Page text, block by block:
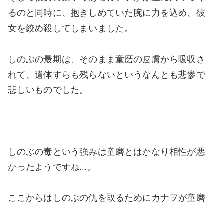
るのと同時に、抱きしめていた腕に力を込め、彼
女を絞め殺してしまいました。
しのぶの最期は、そのまま童磨の皮膚から吸収さ
れて、遺体すらも残らないというなんとも悲惨で
悲しいものでした。
しのぶの毒という強みは童磨とはかなり相性が悪
かったようですね…。
ここからはしのぶの仇を取るためにカナヲが童磨